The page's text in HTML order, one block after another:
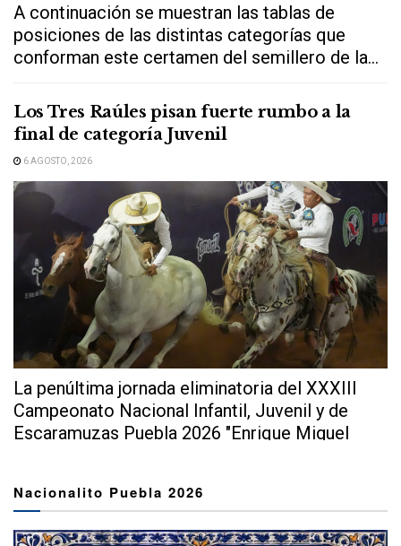
A continuación se muestran las tablas de
posiciones de las distintas categorías que
conforman este certamen del semillero de la...
Los Tres Raúles pisan fuerte rumbo a la
final de categoría Juvenil
6 AGOSTO, 2026
La penúltima jornada eliminatoria del XXXIII
Campeonato Nacional Infantil, Juvenil y de
Escaramuzas Puebla 2026 "Enrique Miguel
Nacionalito Puebla 2026